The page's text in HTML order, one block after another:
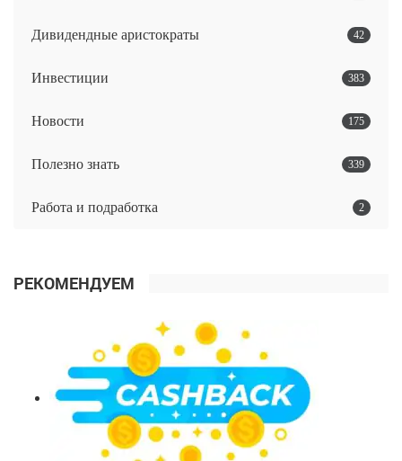
Дивидендные аристократы 42
Инвестиции 383
Новости 175
Полезно знать 339
Работа и подработка 2
РЕКОМЕНДУЕМ